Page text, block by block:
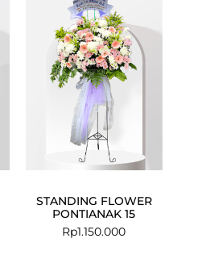
STANDING FLOWER
PONTIANAK 15
Rp1.150.000